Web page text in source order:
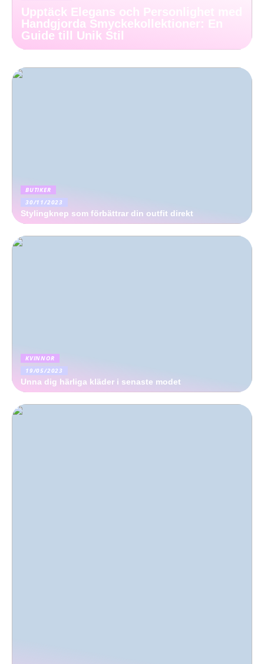
Upptäck Elegans och Personlighet med
Handgjorda Smyckekollektioner: En
Guide till Unik Stil
BUTIKER
30/11/2023
Stylingknep som förbättrar din outfit direkt
KVINNOR
19/05/2023
Unna dig härliga kläder i senaste modet